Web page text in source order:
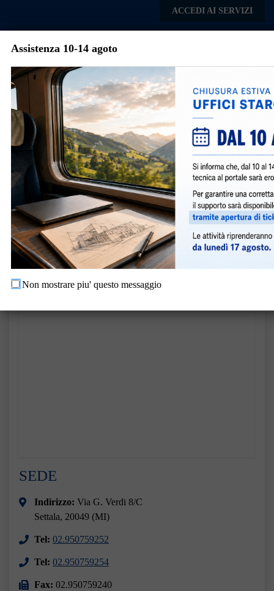
ACCEDI AI SERVIZI
Menu
Contatti
Ufficio Edilizia
SEDE
Indirizzo: Via G. Verdi 8/C
Settala, 20049 (MI)
Tel: 02.950759252
Tel: 02.950759254
Fax: 02.950759240
Assistenza 10-14 agoto
Non mostrare piu' questo messaggio